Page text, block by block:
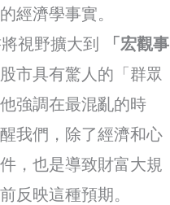
經濟學事實。
視野擴大到
「宏觀事
市具有驚人的「群眾
強調在最混亂的時
我們，除了經濟和心
，也是導致財富大規
反映這種預期。